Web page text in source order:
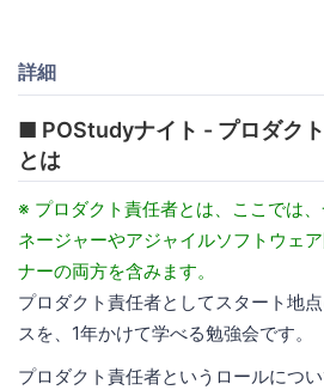
詳細
■ POStudyナイト - プロダク
とは
※ プロダクト責任者とは、ここでは
ネージャーやアジャイルソフトウェ
ナーの両方を含みます。
プロダクト責任者としてスタート地
スを、1年かけて学べる勉強会です。
プロダクト責任者というロールにつ